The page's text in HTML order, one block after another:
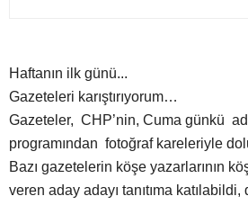
Haftanın ilk günü...
Gazeteleri karıştırıyorum…
Gazeteler, CHP’nin, Cuma günkü
programından fotoğraf kareleriyle
Bazı gazetelerin köşe yazarlarının
veren aday adayı tanıtıma katılabildi,